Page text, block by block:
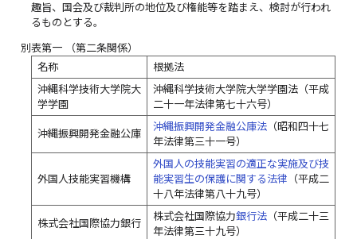
趣旨、国会及び裁判所の地位及び権能等を踏まえ、検討が行われ
るものとする。
別表第一
（第二条関係）
名称
根拠法
沖縄科学技術大学院大
学学園
沖縄科学技術大学院大学学園法（平成
二十一年法律第七十六号）
沖縄振興開発金融公庫
沖縄振興開発金融公庫法 （昭和四十七
年法律第三十一号）
外国人技能実習機構
外国人の技能実習の適正な実施及び技
能実習生の保護に関する法律 （平成二
十八年法律第八十九号）
株式会社国際協力銀行
株式会社国際協力銀行法 （平成二十三
年法律第三十九号）